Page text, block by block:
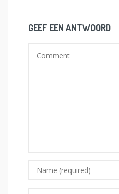
GEEF EEN ANTWOORD